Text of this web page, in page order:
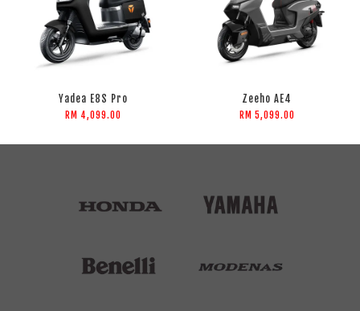
Yadea E8S Pro
RM 4,099.00
Zeeho AE4
RM 5,099.00